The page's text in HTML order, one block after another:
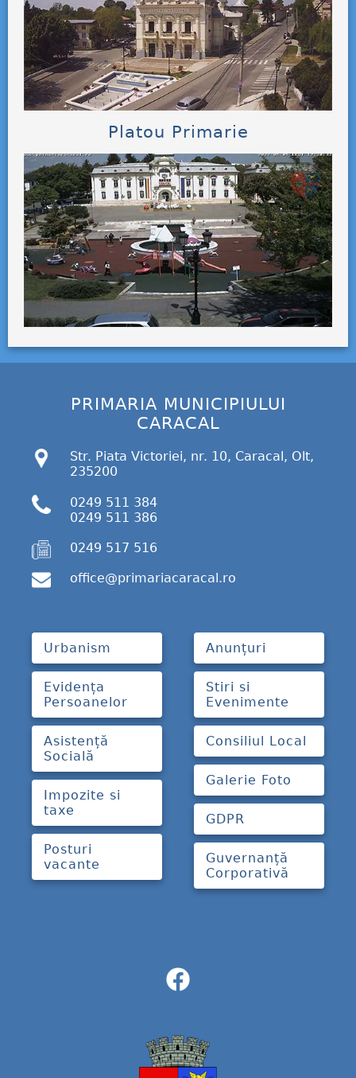
Platou Primarie
PRIMARIA MUNICIPIULUI
CARACAL
Str. Piata Victoriei, nr. 10, Caracal, Olt,
235200
0249 511 384
0249 511 386
0249 517 516
office@primariacaracal.ro
Urbanism
Evidența
Persoanelor
Asistență
Socială
Impozite si
taxe
Posturi
vacante
Anunțuri
Stiri si
Evenimente
Consiliul Local
Galerie Foto
GDPR
Guvernanță
Corporativă